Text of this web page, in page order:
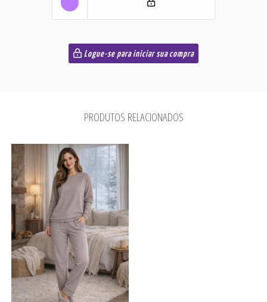
Logue-se para iniciar sua compra
PRODUTOS RELACIONADOS